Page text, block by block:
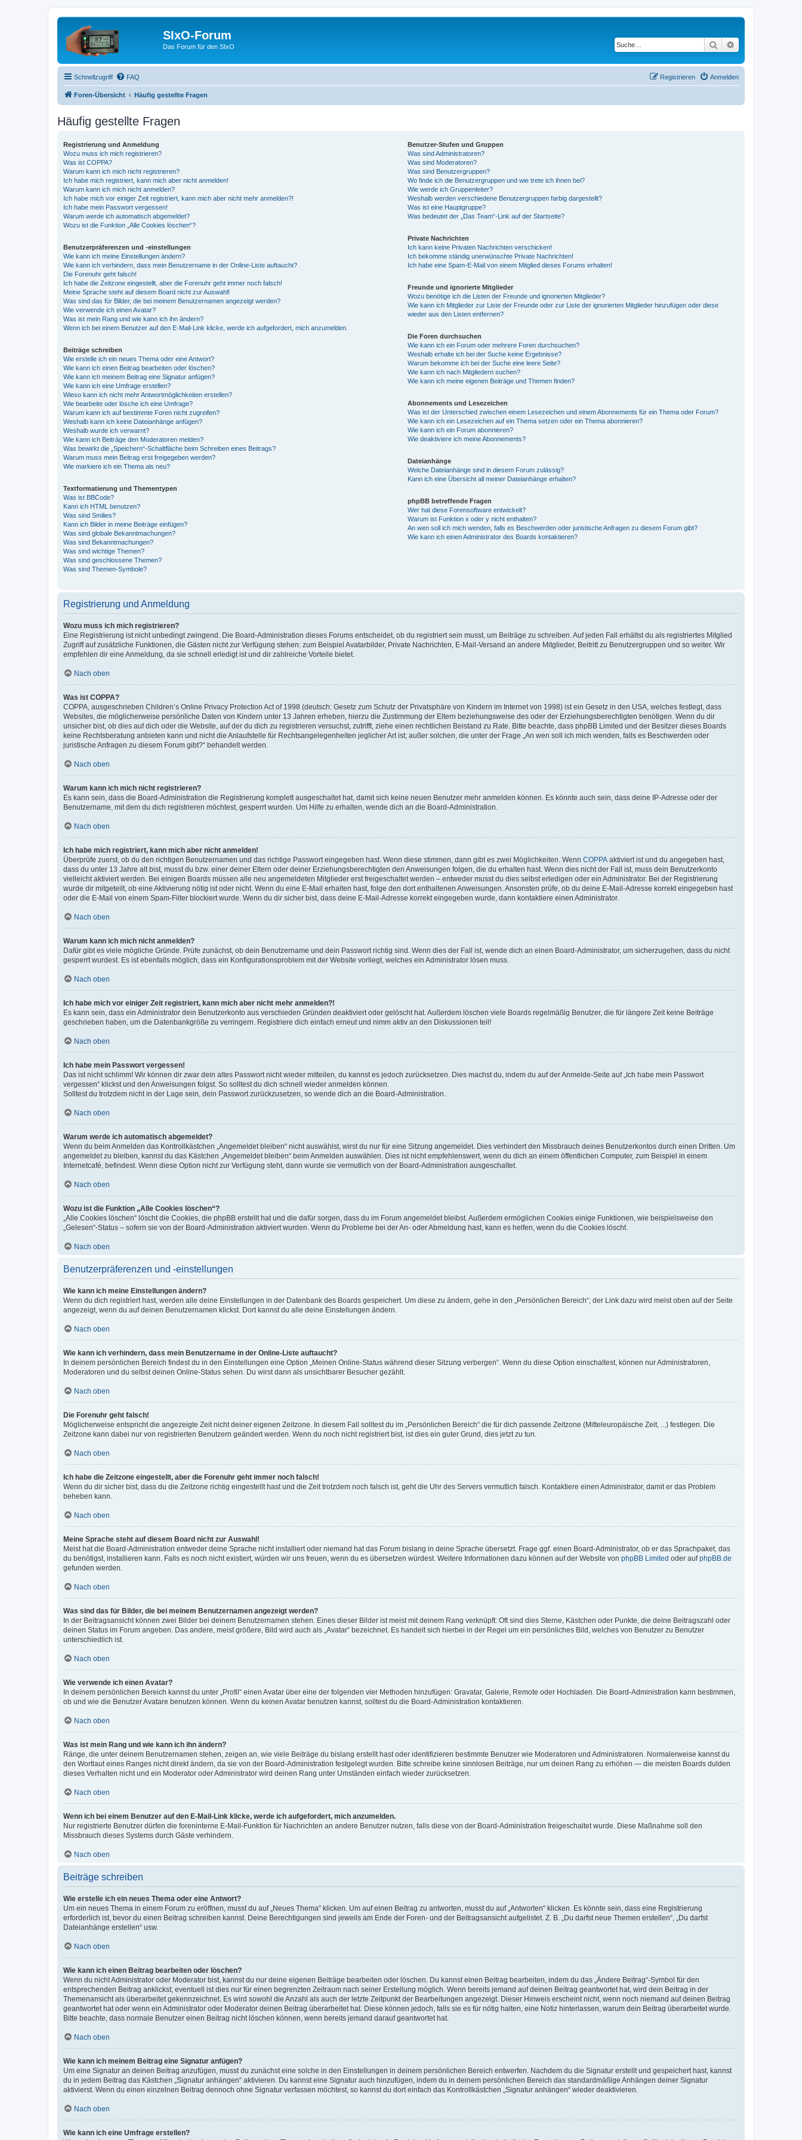
SIxO-Forum
Das Forum für den SIxO Suche
Schnellzugriff FAQ Anmelden
Registrieren
Foren-Übersicht Häufig gestellte Fragen
Häufig gestellte Fragen
Registrierung und Anmeldung
Wozu muss ich mich registrieren?
Was ist COPPA?
Warum kann ich mich nicht registrieren?
Ich habe mich registriert, kann mich aber nicht anmelden!
Warum kann ich mich nicht anmelden?
Ich habe mich vor einiger Zeit registriert, kann mich aber nicht mehr anmelden?!
Ich habe mein Passwort vergessen!
Warum werde ich automatisch abgemeldet?
Wozu ist die Funktion „Alle Cookies löschen“?
Benutzerpräferenzen und -einstellungen
Wie kann ich meine Einstellungen ändern?
Wie kann ich verhindern, dass mein Benutzername in der Online-Liste auftaucht?
Die Forenuhr geht falsch!
Ich habe die Zeitzone eingestellt, aber die Forenuhr geht immer noch falsch!
Meine Sprache steht auf diesem Board nicht zur Auswahl!
Was sind das für Bilder, die bei meinem Benutzernamen angezeigt werden?
Wie verwende ich einen Avatar?
Was ist mein Rang und wie kann ich ihn ändern?
Wenn ich bei einem Benutzer auf den E-Mail-Link klicke, werde ich aufgefordert, mich anzumelden.
Beiträge schreiben
Wie erstelle ich ein neues Thema oder eine Antwort?
Wie kann ich einen Beitrag bearbeiten oder löschen?
Wie kann ich meinem Beitrag eine Signatur anfügen?
Wie kann ich eine Umfrage erstellen?
Wieso kann ich nicht mehr Antwortmöglichkeiten erstellen?
Wie bearbeite oder lösche ich eine Umfrage?
Warum kann ich auf bestimmte Foren nicht zugreifen?
Weshalb kann ich keine Dateianhänge anfügen?
Weshalb wurde ich verwarnt?
Wie kann ich Beiträge den Moderatoren melden?
Was bewirkt die „Speichern“-Schaltfläche beim Schreiben eines Beitrags?
Warum muss mein Beitrag erst freigegeben werden?
Wie markiere ich ein Thema als neu?
Textformatierung und Thementypen
Was ist BBCode?
Kann ich HTML benutzen?
Was sind Smilies?
Kann ich Bilder in meine Beiträge einfügen?
Was sind globale Bekanntmachungen?
Was sind Bekanntmachungen?
Was sind wichtige Themen?
Was sind geschlossene Themen?
Was sind Themen-Symbole?
Benutzer-Stufen und Gruppen
Was sind Administratoren?
Was sind Moderatoren?
Was sind Benutzergruppen?
Wo finde ich die Benutzergruppen und wie trete ich ihnen bei?
Wie werde ich Gruppenleiter?
Weshalb werden verschiedene Benutzergruppen farbig dargestellt?
Was ist eine Hauptgruppe?
Was bedeutet der „Das Team“-Link auf der Startseite?
Private Nachrichten
Ich kann keine Privaten Nachrichten verschicken!
Ich bekomme ständig unerwünschte Private Nachrichten!
Ich habe eine Spam-E-Mail von einem Mitglied dieses Forums erhalten!
Freunde und ignorierte Mitglieder
Wozu benötige ich die Listen der Freunde und ignorierten Mitglieder?
Wie kann ich Mitglieder zur Liste der Freunde oder zur Liste der ignorierten Mitglieder hinzufügen oder diese
wieder aus den Listen entfernen?
Die Foren durchsuchen
Wie kann ich ein Forum oder mehrere Foren durchsuchen?
Weshalb erhalte ich bei der Suche keine Ergebnisse?
Warum bekomme ich bei der Suche eine leere Seite?
Wie kann ich nach Mitgliedern suchen?
Wie kann ich meine eigenen Beiträge und Themen finden?
Abonnements und Lesezeichen
Was ist der Unterschied zwischen einem Lesezeichen und einem Abonnements für ein Thema oder Forum?
Wie kann ich ein Lesezeichen auf ein Thema setzen oder ein Thema abonnieren?
Wie kann ich ein Forum abonnieren?
Wie deaktiviere ich meine Abonnements?
Dateianhänge
Welche Dateianhänge sind in diesem Forum zulässig?
Kann ich eine Übersicht all meiner Dateianhänge erhalten?
phpBB betreffende Fragen
Wer hat diese Forensoftware entwickelt?
Warum ist Funktion x oder y nicht enthalten?
An wen soll ich mich wenden, falls es Beschwerden oder juristische Anfragen zu diesem Forum gibt?
Wie kann ich einen Administrator des Boards kontaktieren?
Registrierung und Anmeldung
Wozu muss ich mich registrieren?
Eine Registrierung ist nicht unbedingt zwingend. Die Board-Administration dieses Forums entscheidet, ob du registriert sein musst, um Beiträge zu schreiben. Auf jeden Fall erhältst du als registriertes Mitglied
Zugriff auf zusätzliche Funktionen, die Gästen nicht zur Verfügung stehen: zum Beispiel Avatarbilder, Private Nachrichten, E-Mail-Versand an andere Mitglieder, Beitritt zu Benutzergruppen und so weiter. Wir
empfehlen dir eine Anmeldung, da sie schnell erledigt ist und dir zahlreiche Vorteile bietet.
Nach oben
Was ist COPPA?
COPPA, ausgeschrieben Children’s Online Privacy Protection Act of 1998 (deutsch: Gesetz zum Schutz der Privatsphäre von Kindern im Internet von 1998) ist ein Gesetz in den USA, welches festlegt, dass
Websites, die möglicherweise persönliche Daten von Kindern unter 13 Jahren erheben, hierzu die Zustimmung der Eltern beziehungsweise des oder der Erziehungsberechtigten benötigen. Wenn du dir
unsicher bist, ob dies auf dich oder die Website, auf der du dich zu registrieren versuchst, zutrifft, ziehe einen rechtlichen Beistand zu Rate. Bitte beachte, dass phpBB Limited und der Besitzer dieses Boards
keine Rechtsberatung anbieten kann und nicht die Anlaufstelle für Rechtsangelegenheiten jeglicher Art ist; außer solchen, die unter der Frage „An wen soll ich mich wenden, falls es Beschwerden oder
juristische Anfragen zu diesem Forum gibt?“ behandelt werden.
Nach oben
Warum kann ich mich nicht registrieren?
Es kann sein, dass die Board-Administration die Registrierung komplett ausgeschaltet hat, damit sich keine neuen Benutzer mehr anmelden können. Es könnte auch sein, dass deine IP-Adresse oder der
Benutzername, mit dem du dich registrieren möchtest, gesperrt wurden. Um Hilfe zu erhalten, wende dich an die Board-Administration.
Nach oben
Ich habe mich registriert, kann mich aber nicht anmelden!
Überprüfe zuerst, ob du den richtigen Benutzernamen und das richtige Passwort eingegeben hast. Wenn diese stimmen, dann gibt es zwei Möglichkeiten. Wenn COPPA aktiviert ist und du angegeben hast,
dass du unter 13 Jahre alt bist, musst du bzw. einer deiner Eltern oder deiner Erziehungsberechtigten den Anweisungen folgen, die du erhalten hast. Wenn dies nicht der Fall ist, muss dein Benutzerkonto
vielleicht aktiviert werden. Bei einigen Boards müssen alle neu angemeldeten Mitglieder erst freigeschaltet werden – entweder musst du dies selbst erledigen oder ein Administrator. Bei der Registrierung
wurde dir mitgeteilt, ob eine Aktivierung nötig ist oder nicht. Wenn du eine E-Mail erhalten hast, folge den dort enthaltenen Anweisungen. Ansonsten prüfe, ob du deine E-Mail-Adresse korrekt eingegeben hast
oder die E-Mail von einem Spam-Filter blockiert wurde. Wenn du dir sicher bist, dass deine E-Mail-Adresse korrekt eingegeben wurde, dann kontaktiere einen Administrator.
Nach oben
Warum kann ich mich nicht anmelden?
Dafür gibt es viele mögliche Gründe. Prüfe zunächst, ob dein Benutzername und dein Passwort richtig sind. Wenn dies der Fall ist, wende dich an einen Board-Administrator, um sicherzugehen, dass du nicht
gesperrt wurdest. Es ist ebenfalls möglich, dass ein Konfigurationsproblem mit der Website vorliegt, welches ein Administrator lösen muss.
Nach oben
Ich habe mich vor einiger Zeit registriert, kann mich aber nicht mehr anmelden?!
Es kann sein, dass ein Administrator dein Benutzerkonto aus verschieden Gründen deaktiviert oder gelöscht hat. Außerdem löschen viele Boards regelmäßig Benutzer, die für längere Zeit keine Beiträge
geschrieben haben, um die Datenbankgröße zu verringern. Registriere dich einfach erneut und nimm aktiv an den Diskussionen teil!
Nach oben
Ich habe mein Passwort vergessen!
Das ist nicht schlimm! Wir können dir zwar dein altes Passwort nicht wieder mitteilen, du kannst es jedoch zurücksetzen. Dies machst du, indem du auf der Anmelde-Seite auf „Ich habe mein Passwort
vergessen“ klickst und den Anweisungen folgst. So solltest du dich schnell wieder anmelden können.
Solltest du trotzdem nicht in der Lage sein, dein Passwort zurückzusetzen, so wende dich an die Board-Administration.
Nach oben
Warum werde ich automatisch abgemeldet?
Wenn du beim Anmelden das Kontrollkästchen „Angemeldet bleiben“ nicht auswählst, wirst du nur für eine Sitzung angemeldet. Dies verhindert den Missbrauch deines Benutzerkontos durch einen Dritten. Um
angemeldet zu bleiben, kannst du das Kästchen „Angemeldet bleiben“ beim Anmelden auswählen. Dies ist nicht empfehlenswert, wenn du dich an einem öffentlichen Computer, zum Beispiel in einem
Internetcafé, befindest. Wenn diese Option nicht zur Verfügung steht, dann wurde sie vermutlich von der Board-Administration ausgeschaltet.
Nach oben
Wozu ist die Funktion „Alle Cookies löschen“?
„Alle Cookies löschen“ löscht die Cookies, die phpBB erstellt hat und die dafür sorgen, dass du im Forum angemeldet bleibst. Außerdem ermöglichen Cookies einige Funktionen, wie beispielsweise den
„Gelesen“-Status – sofern sie von der Board-Administration aktiviert wurden. Wenn du Probleme bei der An- oder Abmeldung hast, kann es helfen, wenn du die Cookies löscht.
Nach oben
Benutzerpräferenzen und -einstellungen
Wie kann ich meine Einstellungen ändern?
Wenn du dich registriert hast, werden alle deine Einstellungen in der Datenbank des Boards gespeichert. Um diese zu ändern, gehe in den „Persönlichen Bereich“; der Link dazu wird meist oben auf der Seite
angezeigt, wenn du auf deinen Benutzernamen klickst. Dort kannst du alle deine Einstellungen ändern.
Nach oben
Wie kann ich verhindern, dass mein Benutzername in der Online-Liste auftaucht?
In deinem persönlichen Bereich findest du in den Einstellungen eine Option „Meinen Online-Status während dieser Sitzung verbergen“. Wenn du diese Option einschaltest, können nur Administratoren,
Moderatoren und du selbst deinen Online-Status sehen. Du wirst dann als unsichtbarer Besucher gezählt.
Nach oben
Die Forenuhr geht falsch!
Möglicherweise entspricht die angezeigte Zeit nicht deiner eigenen Zeitzone. In diesem Fall solltest du im „Persönlichen Bereich“ die für dich passende Zeitzone (Mitteleuropäische Zeit, ...) festlegen. Die
Zeitzone kann dabei nur von registrierten Benutzern geändert werden. Wenn du noch nicht registriert bist, ist dies ein guter Grund, dies jetzt zu tun.
Nach oben
Ich habe die Zeitzone eingestellt, aber die Forenuhr geht immer noch falsch!
Wenn du dir sicher bist, dass du die Zeitzone richtig eingestellt hast und die Zeit trotzdem noch falsch ist, geht die Uhr des Servers vermutlich falsch. Kontaktiere einen Administrator, damit er das Problem
beheben kann.
Nach oben
Meine Sprache steht auf diesem Board nicht zur Auswahl!
Meist hat die Board-Administration entweder deine Sprache nicht installiert oder niemand hat das Forum bislang in deine Sprache übersetzt. Frage ggf. einen Board-Administrator, ob er das Sprachpaket, das
du benötigst, installieren kann. Falls es noch nicht existiert, würden wir uns freuen, wenn du es übersetzen würdest. Weitere Informationen dazu können auf der Website von phpBB Limited oder aufphpBB.de
gefunden werden.
Nach oben
Was sind das für Bilder, die bei meinem Benutzernamen angezeigt werden?
In der Beitragsansicht können zwei Bilder bei deinem Benutzernamen stehen. Eines dieser Bilder ist meist mit deinem Rang verknüpft: Oft sind dies Sterne, Kästchen oder Punkte, die deine Beitragszahl oder
deinen Status im Forum angeben. Das andere, meist größere, Bild wird auch als „Avatar“ bezeichnet. Es handelt sich hierbei in der Regel um ein persönliches Bild, welches von Benutzer zu Benutzer
unterschiedlich ist.
Nach oben
Wie verwende ich einen Avatar?
In deinem persönlichen Bereich kannst du unter „Profil“ einen Avatar über eine der folgenden vier Methoden hinzufügen: Gravatar, Galerie, Remote oder Hochladen. Die Board-Administration kann bestimmen,
ob und wie die Benutzer Avatare benutzen können. Wenn du keinen Avatar benutzen kannst, solltest du die Board-Administration kontaktieren.
Nach oben
Was ist mein Rang und wie kann ich ihn ändern?
Ränge, die unter deinem Benutzernamen stehen, zeigen an, wie viele Beiträge du bislang erstellt hast oder identifizieren bestimmte Benutzer wie Moderatoren und Administratoren. Normalerweise kannst du
den Wortlaut eines Ranges nicht direkt ändern, da sie von der Board-Administration festgelegt wurden. Bitte schreibe keine sinnlosen Beiträge, nur um deinen Rang zu erhöhen — die meisten Boards dulden
dieses Verhalten nicht und ein Moderator oder Administrator wird deinen Rang unter Umständen einfach wieder zurücksetzen.
Nach oben
Wenn ich bei einem Benutzer auf den E-Mail-Link klicke, werde ich aufgefordert, mich anzumelden.
Nur registrierte Benutzer dürfen die foreninterne E-Mail-Funktion für Nachrichten an andere Benutzer nutzen, falls diese von der Board-Administration freigeschaltet wurde. Diese Maßnahme soll den
Missbrauch dieses Systems durch Gäste verhindern.
Nach oben
Beiträge schreiben
Wie erstelle ich ein neues Thema oder eine Antwort?
Um ein neues Thema in einem Forum zu eröffnen, musst du auf „Neues Thema“ klicken. Um auf einen Beitrag zu antworten, musst du auf „Antworten“ klicken. Es könnte sein, dass eine Registrierung
erforderlich ist, bevor du einen Beitrag schreiben kannst. Deine Berechtigungen sind jeweils am Ende der Foren- und der Beitragsansicht aufgelistet. Z. B. „Du darfst neue Themen erstellen“, „Du darfst
Dateianhänge erstellen“ usw.
Nach oben
Wie kann ich einen Beitrag bearbeiten oder löschen?
Wenn du nicht Administrator oder Moderator bist, kannst du nur deine eigenen Beiträge bearbeiten oder löschen. Du kannst einen Beitrag bearbeiten, indem du das „Ändere Beitrag“-Symbol für den
entsprechenden Beitrag anklickst; eventuell ist dies nur für einen begrenzten Zeitraum nach seiner Erstellung möglich. Wenn bereits jemand auf deinen Beitrag geantwortet hat, wird dein Beitrag in der
Themenansicht als überarbeitet gekennzeichnet. Es wird sowohl die Anzahl als auch der letzte Zeitpunkt der Bearbeitungen angezeigt. Dieser Hinweis erscheint nicht, wenn noch niemand auf deinen Beitrag
geantwortet hat oder wenn ein Administrator oder Moderator deinen Beitrag überarbeitet hat. Diese können jedoch, falls sie es für nötig halten, eine Notiz hinterlassen, warum dein Beitrag überarbeitet wurde.
Bitte beachte, dass normale Benutzer einen Beitrag nicht löschen können, wenn bereits jemand darauf geantwortet hat.
Nach oben
Wie kann ich meinem Beitrag eine Signatur anfügen?
Um eine Signatur an deinen Beitrag anzufügen, musst du zunächst eine solche in den Einstellungen in deinem persönlichen Bereich entwerfen. Nachdem du die Signatur erstellt und gespeichert hast, kannst
du in jedem Beitrag das Kästchen „Signatur anhängen“ aktivieren. Du kannst eine Signatur auch hinzufügen, indem du in deinem persönlichen Bereich das standardmäßige Anhängen deiner Signatur
aktivierst. Wenn du einen einzelnen Beitrag dennoch ohne Signatur verfassen möchtest, so kannst du dort einfach das Kontrollkästchen „Signatur anhängen“ wieder deaktivieren.
Nach oben
Wie kann ich eine Umfrage erstellen?